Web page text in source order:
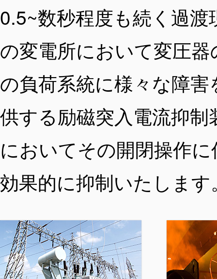
0.5~数秒程度も続く過
の変電所において変圧
の負荷系統に様々な障
供する励磁突入電流抑
においてその開閉操作
効果的に抑制いたします